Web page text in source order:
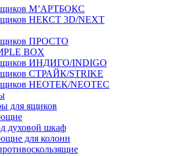
М’АРТБОКС
НЕКСТ 3D/NEXT
ПРОСТО
BOX
ИНДИГО/INDIGO
СТРАЙК/STRIKE
НЕОТЕК/NEOTEC
для ящиков
духовой шкаф
для колонн